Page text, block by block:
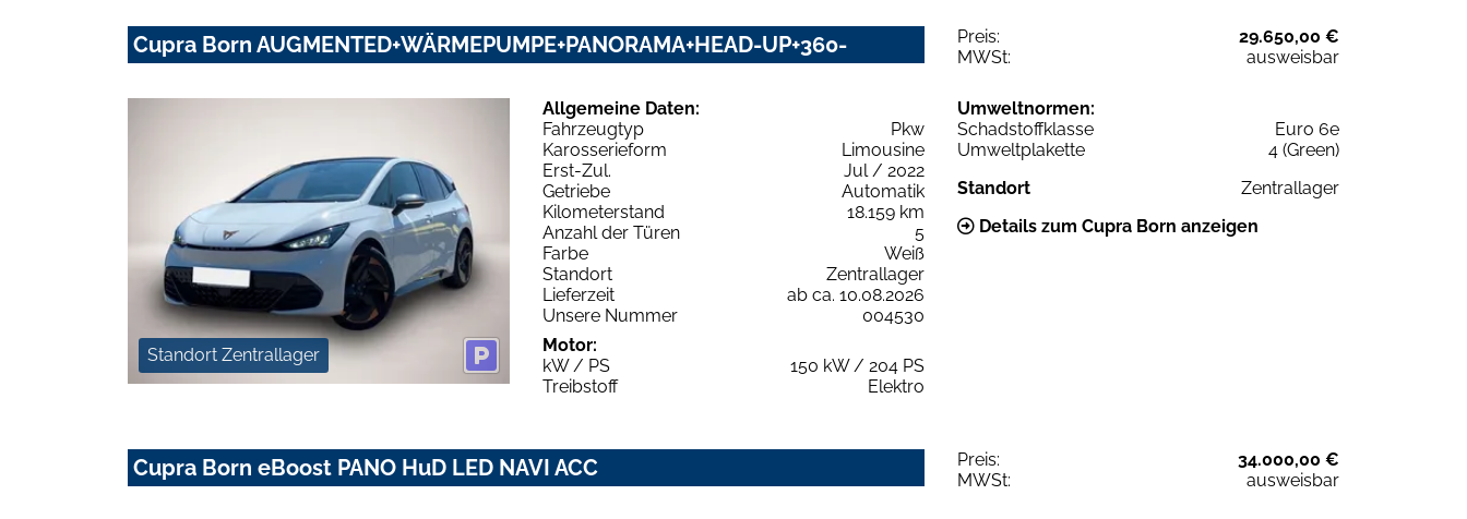
Cupra Born AUGMENTED+WÄRMEPUMPE+PANORAMA+HEAD-UP+360- Preis:
29.650,00 €
MWSt:
ausweisbar
Standort Zentrallager
Allgemeine Daten:
Fahrzeugtyp
Pkw
Karosserieform
Limousine
Erst-Zul.
Jul / 2022
Getriebe
Automatik
Kilometerstand
18.159 km
Anzahl der Türen
5
Farbe
Weiß
Standort
Zentrallager
Lieferzeit
ab ca. 10.08.2026
Unsere Nummer
004530
Motor:
kW / PS
150 kW / 204 PS
Treibstoff
Elektro
Umweltnormen:
Schadstoffklasse
Euro 6e
Umweltplakette
4 (Green)
Standort
Zentrallager
Details zum Cupra Born anzeigen
Cupra Born eBoost PANO HuD LED NAVI ACC Preis:
34.000,00 €
MWSt:
ausweisbar